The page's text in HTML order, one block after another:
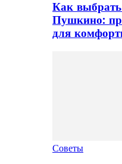
Как
Пушкино:
для
Советы